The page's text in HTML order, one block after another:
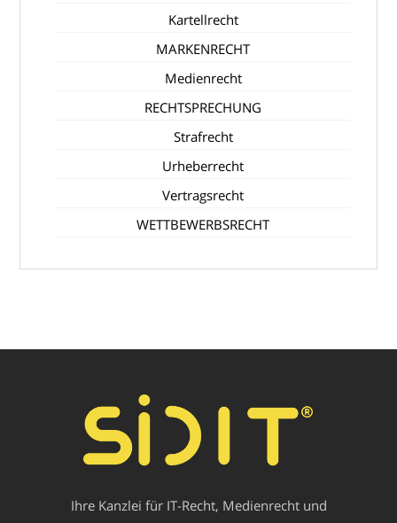
Kartellrecht
MARKENRECHT
Medienrecht
RECHTSPRECHUNG
Strafrecht
Urheberrecht
Vertragsrecht
WETTBEWERBSRECHT
Ihre Kanzlei für IT-Recht, Medienrecht und